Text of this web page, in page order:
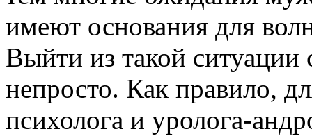
имеют основания для
Выйти из такой ситуации
непросто. Как правило,
психолога и уролога-